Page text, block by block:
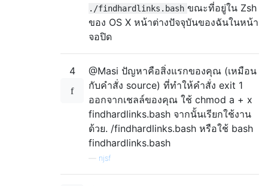
./findhardlinks.bash ขณะที่อยู่ใน Zsh
ของ OS X หน้าต่างปัจจุบันของฉันในหน้า
จอปิด
4
@Masi ปัญหาคือสิ่งแรกของคุณ (เหมือน
กับคำสั่ง source) ที่ทำให้คำสั่ง exit 1
ออกจากเชลล์ของคุณ ใช้ chmod a + x
findhardlinks.bash จากนั้นเรียกใช้งาน
ด้วย. /findhardlinks.bash หรือใช้ bash
findhardlinks.bash
njsf